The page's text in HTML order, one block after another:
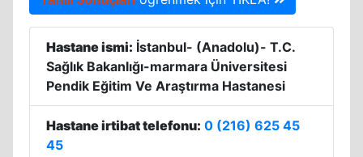
Hastane ismi: İstanbul- (Anadolu)- T.C.
Sağlık Bakanlığı-marmara Üniversitesi
Pendik Eğitim Ve Araştırma Hastanesi
Hastane irtibat telefonu: 0 (216) 625 45
45